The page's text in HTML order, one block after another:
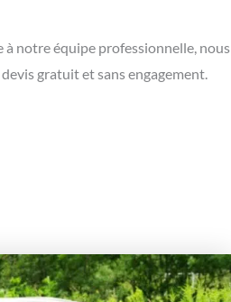
à notre équipe professionnelle, nous
gratuit et sans engagement.